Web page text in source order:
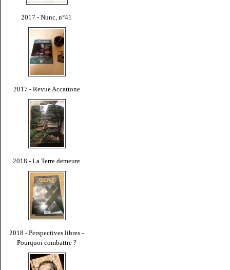
2017 - Nunc, n°41
2017 - Revue Accattone
2018 - La Terre demeure
2018 - Perspectives libres -
Pourquoi combattre ?